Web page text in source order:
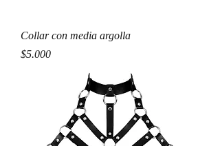
Collar con media argolla
Precio
$5.000